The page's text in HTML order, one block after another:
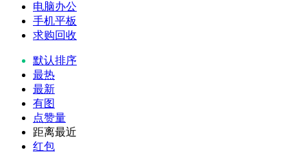
电脑办公
手机平板
求购回收
默认排序
最热
最新
有图
点赞量
距离最近
红包